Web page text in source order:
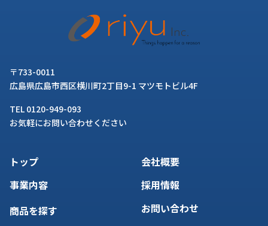
〒733-0011
広島県広島市西区横川町2丁目9-1 マツモトビル4F
TEL 0120-949-093
お気軽にお問い合わせください
トップ
事業内容
商品を探す
会社概要
採用情報
お問い合わせ